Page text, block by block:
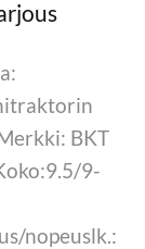
BKT
9-
nopeuslk.: